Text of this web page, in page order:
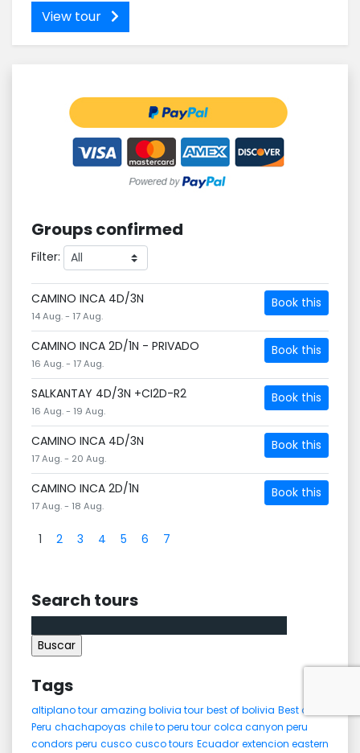
View tour
Groups confirmed
Filter:
CAMINO INCA 4D/3N
14 Aug. - 17 Aug.
Book this
CAMINO INCA 2D/1N - PRIVADO
16 Aug. - 17 Aug.
Book this
SALKANTAY 4D/3N +CI2D-R2
16 Aug. - 19 Aug.
Book this
CAMINO INCA 4D/3N
17 Aug. - 20 Aug.
Book this
CAMINO INCA 2D/1N
17 Aug. - 18 Aug.
Book this
1 2 3 4 5 6 7
Search tours
Tags
altiplano tour amazing bolivia tour best of bolivia Best of
Peru chachapoyas chile to peru tour colca canyon peru
condors peru cusco cusco tours Ecuador extencion eastern